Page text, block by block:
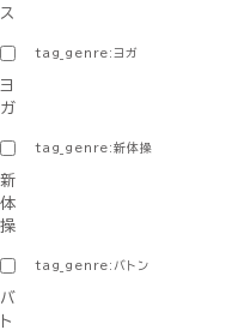
ス
tag_genre:ヨガ
ヨ
ガ
tag_genre:新体操
新
体
操
tag_genre:バトン
バ
ト